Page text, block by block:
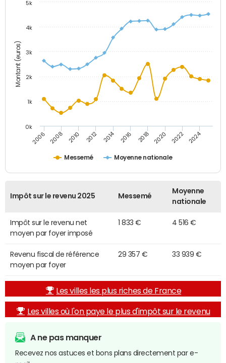
Montant (euros)
Messemé Moyenne nationale
2006 2008 2010 2012 2014 2016 2018 2020 2022 2024
0k
1k
2k
3k
4k
5k
Impôt sur le revenu 2025 Messemé
Moyenne
nationale
Impôt sur le revenu net
moyen par foyer imposé
1 833 € 4 516 €
Revenu fiscal de référence
moyen par foyer
29 357 € 33 939 €
Les villes les plus riches de France
Les villes où l'on paye le plus d'impôt sur le revenu
A ne pas manquer
Recevez nos astuces et bons plans directement par e-